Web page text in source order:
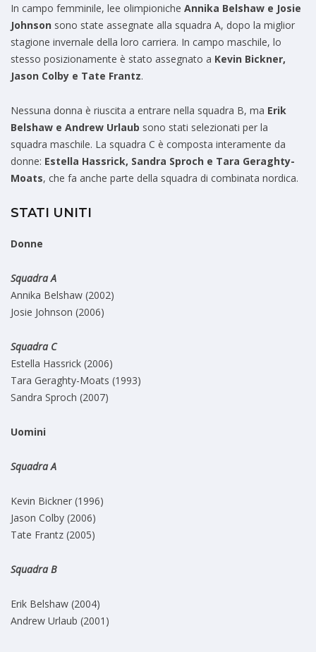
In campo femminile, lee olimpioniche Annika Belshaw e Josie
Johnson sono state assegnate alla squadra A, dopo la miglior
stagione invernale della loro carriera. In campo maschile, lo
stesso posizionamente è stato assegnato a Kevin Bickner,
Jason Colby e Tate Frantz.
Nessuna donna è riuscita a entrare nella squadra B, ma Erik
Belshaw e Andrew Urlaub sono stati selezionati per la
squadra maschile. La squadra C è composta interamente da
donne: Estella Hassrick, Sandra Sproch e Tara Geraghty-
Moats, che fa anche parte della squadra di combinata nordica.
STATI UNITI
Donne
Squadra A
Annika Belshaw (2002)
Josie Johnson (2006)
Squadra C
Estella Hassrick (2006)
Tara Geraghty-Moats (1993)
Sandra Sproch (2007)
Uomini
Squadra A
Kevin Bickner (1996)
Jason Colby (2006)
Tate Frantz (2005)
Squadra B
Erik Belshaw (2004)
Andrew Urlaub (2001)